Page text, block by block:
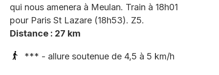
qui nous amenera à Meulan. Train à 18h01
pour Paris St Lazare (18h53). Z5.
Distance : 27 km
*** - allure soutenue de 4,5 à 5 km/h